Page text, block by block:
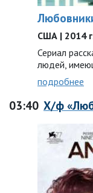
США | 2014
Сериал
людей,
подробнее
03:40 Х/ф